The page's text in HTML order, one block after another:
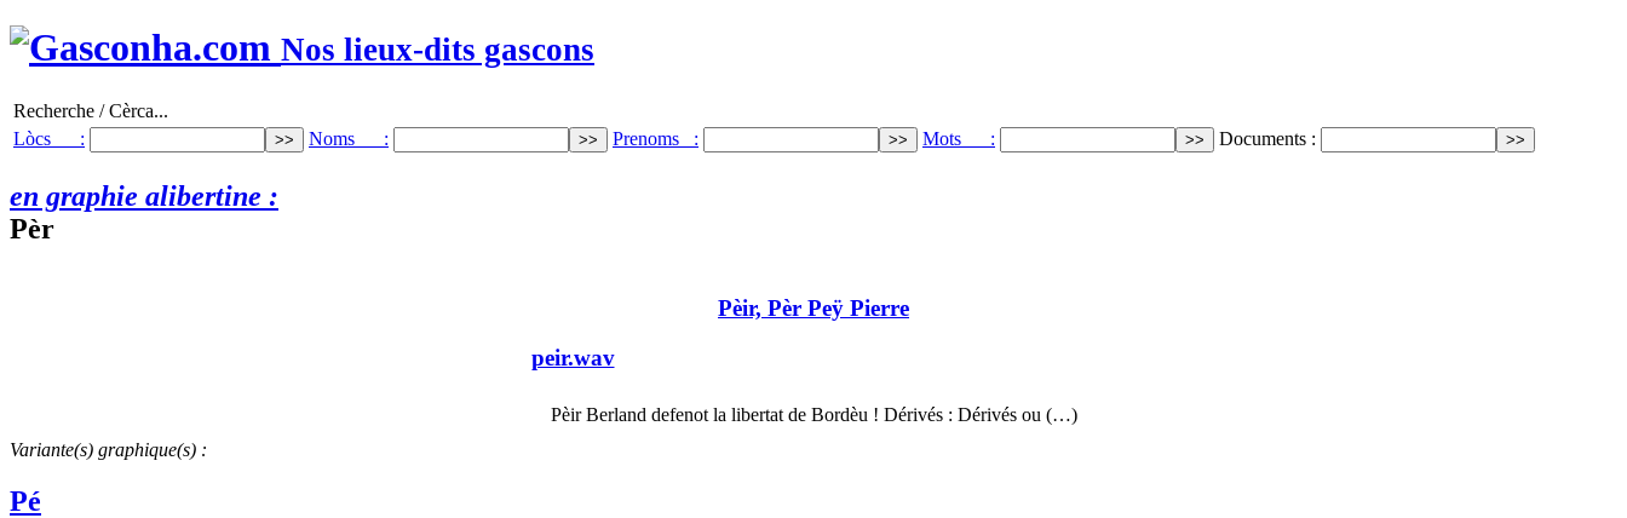
Nos lieux-dits gascons
Recherche / Cèrca...
Lòcs :
Noms : Prenoms : Mots : Documents :
en graphie alibertine :
Pèr
Pèir, Pèr Peÿ Pierre
peir.wav
Pèir Berland defenot la libertat de Bordèu ! Dérivés : Dérivés ou (…)
Variante(s) graphique(s) :
Pé